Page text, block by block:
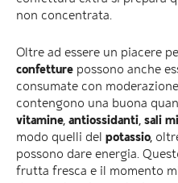
non concentrata.
Oltre ad essere un piacere
confetture possono anche
consumate con
contengono una buona
vitamine, antiossidanti, sali
modo quelli del potassio,
possono dare energia.
frutta fresca e il momento